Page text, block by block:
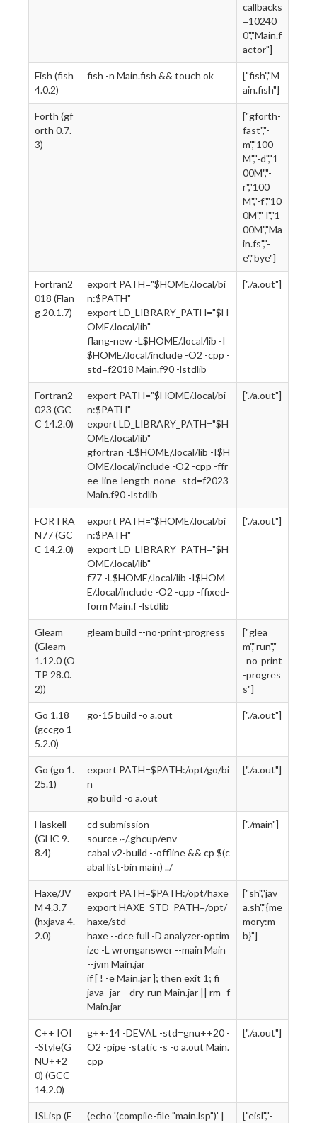
callbacks
=10240
0","Main.f
actor"]
Fish (fish
4.0.2)
fish -n Main.fish && touch ok
["fish","M
ain.fish"]
Forth (gf
orth 0.7.
3)
["gforth-
fast","-
m","100
M","-d","1
00M","-
r","100
M","-f","10
0M","-l","1
00M","Ma
in.fs","-
e","bye"]
Fortran2
018 (Flan
g 20.1.7)
export PATH="$HOME/.local/bi
n:$PATH"
export LD_LIBRARY_PATH="$H
OME/.local/lib"
flang-new -L$HOME/.local/lib -I
$HOME/.local/include -O2 -cpp -
std=f2018 Main.f90 -lstdlib
["./a.out"]
Fortran2
023 (GC
C 14.2.0)
export PATH="$HOME/.local/bi
n:$PATH"
export LD_LIBRARY_PATH="$H
OME/.local/lib"
gfortran -L$HOME/.local/lib -I$H
OME/.local/include -O2 -cpp -ffr
ee-line-length-none -std=f2023
Main.f90 -lstdlib
["./a.out"]
FORTRA
N77 (GC
C 14.2.0)
export PATH="$HOME/.local/bi
n:$PATH"
export LD_LIBRARY_PATH="$H
OME/.local/lib"
f77 -L$HOME/.local/lib -I$HOM
E/.local/include -O2 -cpp -ffixed-
form Main.f -lstdlib
["./a.out"]
Gleam
(Gleam
1.12.0 (O
TP 28.0.
2))
gleam build --no-print-progress
["glea
m","run","-
-no-print
-progres
s"]
Go 1.18
(gccgo 1
5.2.0)
go-15 build -o a.out ["./a.out"]
Go (go 1.
25.1)
export PATH=$PATH:/opt/go/bi
n
go build -o a.out
["./a.out"]
Haskell
(GHC 9.
8.4)
cd submission
source ~/.ghcup/env
cabal v2-build --offline && cp $(c
abal list-bin main) ../
["./main"]
Haxe/JV
M 4.3.7
(hxjava 4.
2.0)
export PATH=$PATH:/opt/haxe
export HAXE_STD_PATH=/opt/
haxe/std
haxe --dce full -D analyzer-optim
ize -L wronganswer --main Main
--jvm Main.jar
if [ ! -e Main.jar ]; then exit 1; fi
java -jar --dry-run Main.jar || rm -f
Main.jar
["sh","jav
a.sh","{me
mory:m
b}"]
C++ IOI
-Style(G
NU++2
0) (GCC
14.2.0)
g++-14 -DEVAL -std=gnu++20 -
O2 -pipe -static -s -o a.out Main.
cpp
["./a.out"]
ISLisp (E
(echo '(compile-file "main.lsp")' |
["eisl","-